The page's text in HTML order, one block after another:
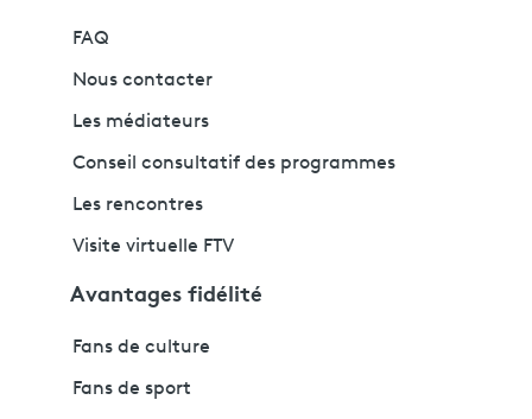
FAQ
Nous contacter
Les médiateurs
Conseil consultatif des programmes
Les rencontres
Visite virtuelle FTV
Avantages fidélité
Fans de culture
Fans de sport